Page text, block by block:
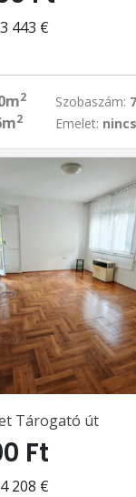
443 €
2
2
Szobaszám: 7
Emelet:
Tárogató út
Ft
208 €